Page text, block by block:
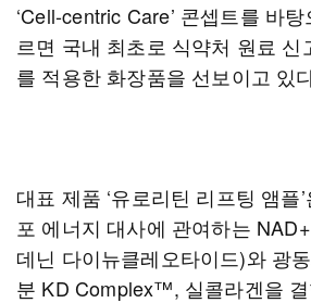
‘Cell-centric Care’ 콘셉트를 바
르면 국내 최초로 식약처 원료
를 적용한 화장품을 선보이고 있
대표 제품 ‘유로리틴 리프팅 앰플
포 에너지 대사에 관여하는
데닌 다이뉴클레오타이드)와 광
분 KD Complex™, 실콜라겐을